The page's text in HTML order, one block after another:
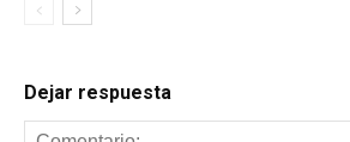
Dejar respuesta